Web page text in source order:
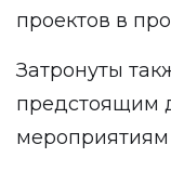
проектов в
Затронуты
предстоящим